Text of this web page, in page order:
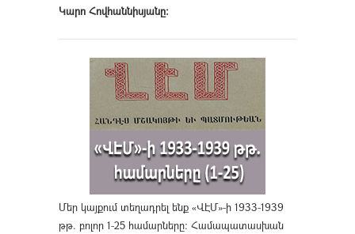
Կարո Հովհաննիսյանը։
Մեր կայքում տեղադրել ենք «ՎԷՄ»-ի 1933-1939
թթ. բոլոր 1-25 համարները։ Համապատասխան